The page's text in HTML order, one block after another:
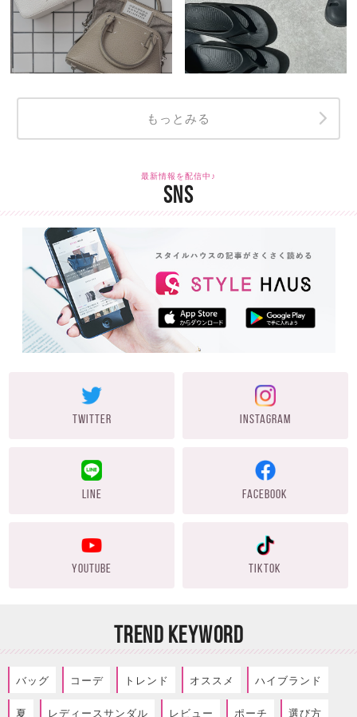
もっとみる
最新情報を配信中♪
SNS
TWITTER INSTAGRAM
LINE FACEBOOK
YOUTUBE TIKTOK
TREND KEYWORD
バッグ コーデ トレンド オススメ ハイブランド
夏 レディースサンダル レビュー ポーチ 選び方